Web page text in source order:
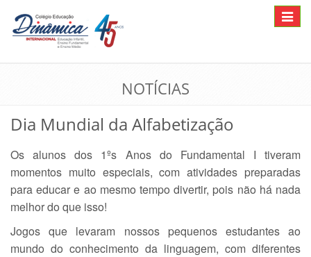
Toggle
NOTÍCIAS
Dia Mundial da Alfabetização
Os alunos dos 1ºs Anos do Fundamental I tiveram
momentos muito especiais, com atividades preparadas
para educar e ao mesmo tempo divertir, pois não há nada
melhor do que isso!
Jogos que levaram nossos pequenos estudantes ao
mundo do conhecimento da linguagem, com diferentes